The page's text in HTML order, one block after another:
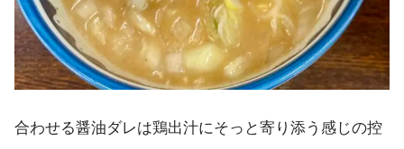
合わせる醤油ダレは鶏出汁にそっと寄り添う感じの控